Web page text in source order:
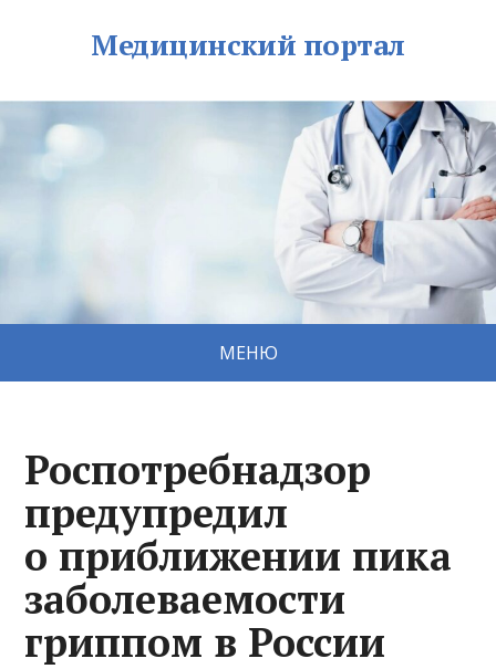
Медицинский портал
МЕНЮ
Роспотребнадзор
предупредил
о приближении пика
заболеваемости
гриппом в России